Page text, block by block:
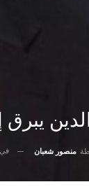
يبرق
منصور شعبان في